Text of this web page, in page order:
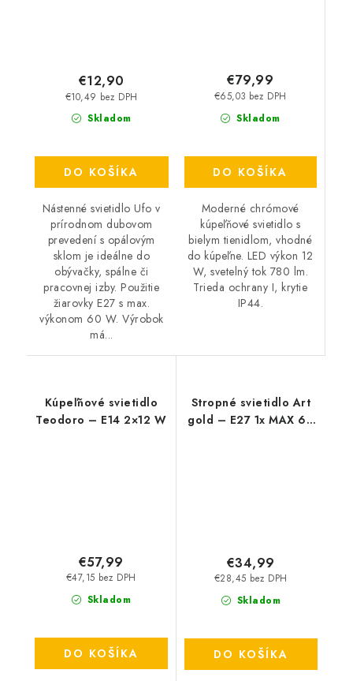
Skladom
€10,49 bez DPH
€12,90
DO KOŠÍKA
Nástenné svietidlo Ufo v
prírodnom dubovom
prevedení s opálovým
sklom je ideálne do
obývačky, spálne či
pracovnej izby. Použitie
žiarovky E27 s max.
výkonom 60 W. Výrobok
má...
Skladom
€65,03 bez DPH
€79,99
DO KOŠÍKA
Moderné chrómové
kúpeľňové svietidlo s
bielym tienidlom, vhodné
do kúpeľne. LED výkon 12
W, svetelný tok 780 lm.
Trieda ochrany I, krytie
IP44.
Kúpeľňové svietidlo
Teodoro – E14 2×12 W
Skladom
€47,15 bez DPH
€57,99
DO KOŠÍKA
Stropné svietidlo Art
gold – E27 1x MAX 60
Skladom
€28,45 bez DPH
€34,99
DO KOŠÍKA